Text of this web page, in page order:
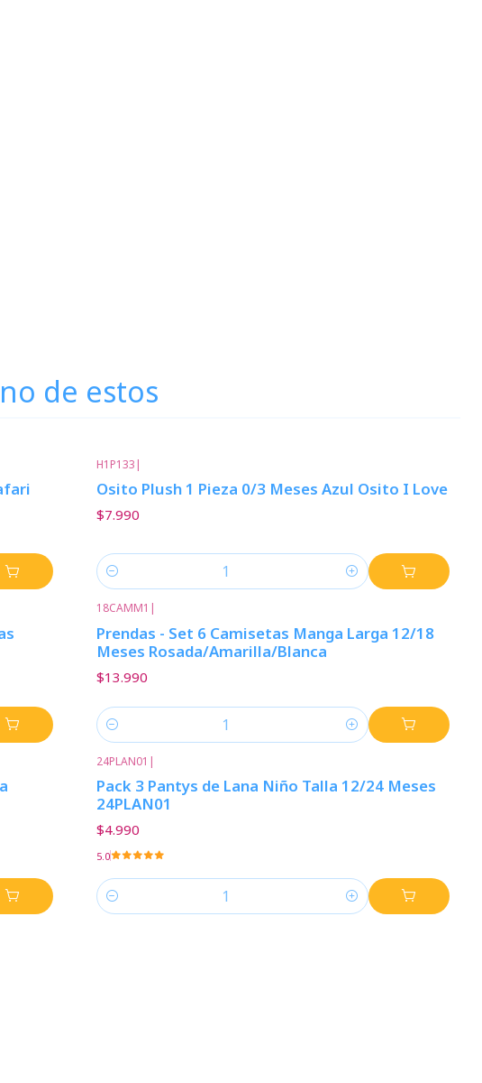
de estos
H1P133 |
Osito Plush 1 Pieza 0/3 Meses Azul Osito I Love
$7.990
Cantidad
18CAMM1 |
Prendas - Set 6 Camisetas Manga Larga 12/18
Meses Rosada/Amarilla/Blanca
$13.990
Cantidad
24PLAN01 |
Pack 3 Pantys de Lana Niño Talla 12/24 Meses
24PLAN01
$4.990
5.0
Cantidad